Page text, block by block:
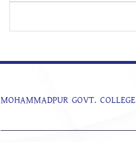
MOHAMMADPUR GOVT. COLLEGE